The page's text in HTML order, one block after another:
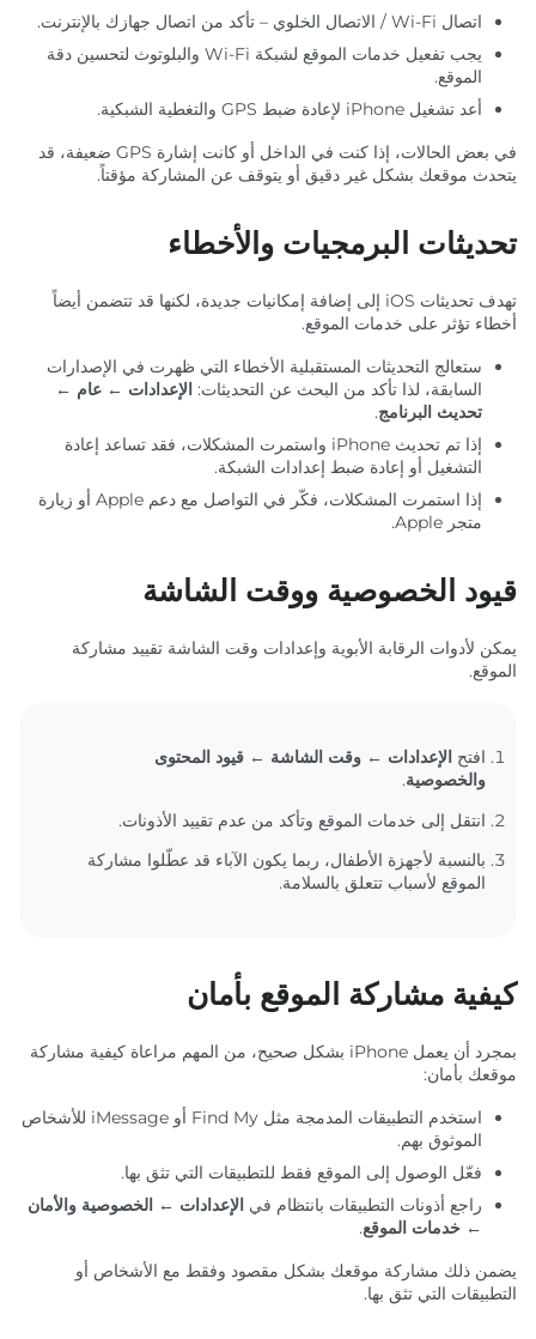
اتصال Wi-Fi / الاتصال الخلوي – تأكد من اتصال جهازك بالإنترنت.
يجب تفعيل خدمات الموقع لشبكة Wi-Fi والبلوتوث لتحسين دقة
الموقع.
أعد تشغيل iPhone لإعادة ضبط GPS والتغطية الشبكية.
في بعض الحالات، إذا كنت في الداخل أو كانت إشارة GPS ضعيفة، قد
يتحدث موقعك بشكل غير دقيق أو يتوقف عن المشاركة مؤقتاً.
تحديثات البرمجيات والأخطاء
تهدف تحديثات iOS إلى إضافة إمكانيات جديدة، لكنها قد تتضمن أيضاً
أخطاء تؤثر على خدمات الموقع.
ستعالج التحديثات المستقبلية الأخطاء التي ظهرت في الإصدارات
السابقة، لذا تأكد من البحث عن التحديثات: الإعدادات ← عام ←
تحديث البرنامج.
إذا تم تحديث iPhone واستمرت المشكلات، فقد تساعد إعادة
التشغيل أو إعادة ضبط إعدادات الشبكة.
إذا استمرت المشكلات، فكّر في التواصل مع دعم Apple أو زيارة
متجر Apple.
قيود الخصوصية ووقت الشاشة
يمكن لأدوات الرقابة الأبوية وإعدادات وقت الشاشة تقييد مشاركة
الموقع.
افتح الإعدادات ← وقت الشاشة ← قيود المحتوى
والخصوصية.
انتقل إلى خدمات الموقع وتأكد من عدم تقييد الأذونات.
بالنسبة لأجهزة الأطفال، ربما يكون الآباء قد عطّلوا مشاركة
الموقع لأسباب تتعلق بالسلامة.
كيفية مشاركة الموقع بأمان
بمجرد أن يعمل iPhone بشكل صحيح، من المهم مراعاة كيفية مشاركة
موقعك بأمان:
استخدم التطبيقات المدمجة مثل Find My أو iMessage للأشخاص
الموثوق بهم.
فعّل الوصول إلى الموقع فقط للتطبيقات التي تثق بها.
راجع أذونات التطبيقات بانتظام في الإعدادات ← الخصوصية والأمان
← خدمات الموقع.
يضمن ذلك مشاركة موقعك بشكل مقصود وفقط مع الأشخاص أو
التطبيقات التي تثق بها.